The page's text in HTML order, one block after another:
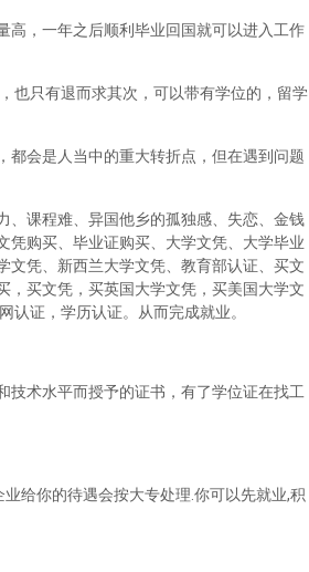
高，一年之后顺利毕业回国就可以进入工作
也只有退而求其次，可以带有学位的，留学
都会是人当中的重大转折点，但在遇到问题
、课程难、异国他乡的孤独感、失恋、金钱
凭购买、毕业证购买、大学文凭、大学毕业
文凭、新西兰大学文凭、教育部认证、买文
，买文凭，买英国大学文凭，买美国大学文
证，学历认证。从而完成就业。
技术水平而授予的证书，有了学位证在找工
给你的待遇会按大专处理.你可以先就业,积